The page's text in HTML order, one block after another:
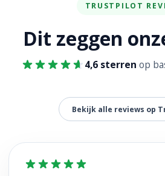
TRUSTPILOT
Dit zeggen
4,6 sterren op
Bekijk alle reviews op